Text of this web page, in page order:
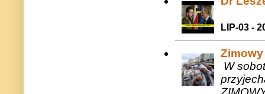
LIP-03 -
W